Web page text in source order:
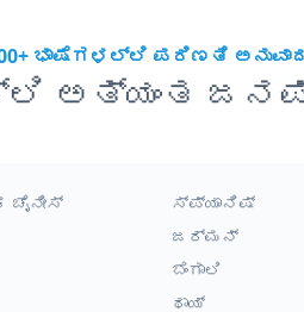
ಭಾಷೆಗಳಲ್ಲಿ ಪರಿಣತಿ
ಅತ್ಯಂತ
ಚೈನೀಸ್ ಸ್ಪ್ಯಾನಿಷ್
ಜರ್ಮನ್
ಬೆಂಗಾಲಿ
ಥಾಯ್